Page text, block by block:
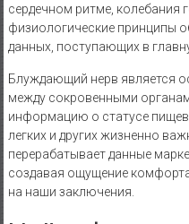
сердечном ритме,
физиологические принципы
данных, поступающих в
Блуждающий нерв является
между сокровенными
информацию о статусе
легких и других жизненно
перерабатывает данные
создавая ощущение
на наши заключения.